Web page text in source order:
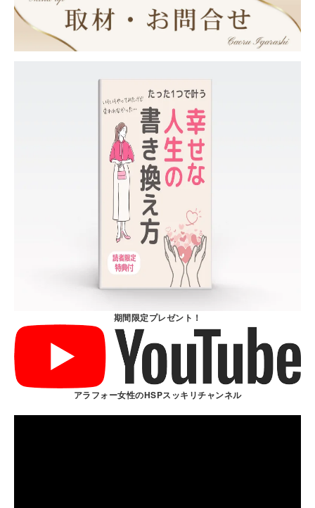
期間限定プレゼント！
アラフォー女性のHSPスッキリチャンネル